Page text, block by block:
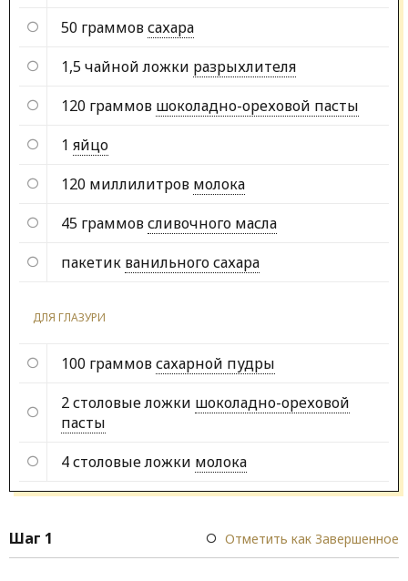
50 граммовсахара
1,5 чайной ложки разрыхлителя
120 граммов шоколадно-ореховой пасты
1 яйцо
120 миллилитров молока
45 граммовсливочного масла
пакетик ванильного сахара
ДЛЯ ГЛАЗУРИ
100 граммовсахарной пудры
2 столовые ложки шоколадно-ореховой
пасты
4 столовые ложки молока
Шаг 1 Отметить как Завершенное